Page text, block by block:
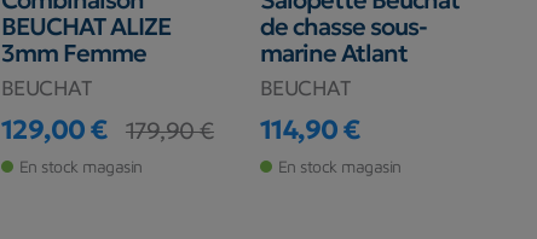
BEUCHAT ALIZE
3mm Femme
BEUCHAT
Prix
129,00 €
Prix de base
179,90 €
En stock magasin
de chasse sous-
marine Atlant
BEUCHAT
Prix
114,90 €
En stock magasin